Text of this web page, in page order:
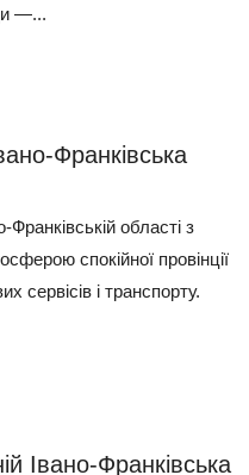
—...
Франківська
області з
спокійної провінції
сервісів і транспорту.
Івано-Франківська